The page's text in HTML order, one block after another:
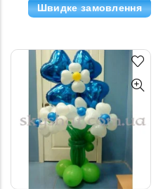
Швидке замовлення